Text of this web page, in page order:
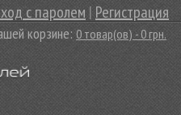
с паролем |Регистрация
корзине:0 товар(ов) - 0 грн.